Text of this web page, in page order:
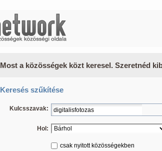
Most a közösségek közt keresel. Szeretnéd
Keresés szűkítése
Kulcsszavak:
Hol:
csak nyitott közösségekben